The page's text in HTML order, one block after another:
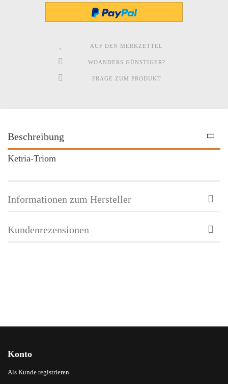
AUF DEN MERKZETTEL
WOANDERS GÜNSTIGER?
FRAGE ZUM PRODUKT
Beschreibung
Ketria-Triom
Informationen zum Hersteller
Kundenrezensionen
Konto
Als Kunde registrieren